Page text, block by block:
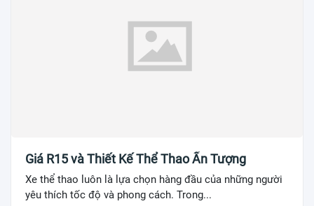
Giá R15 và Thiết Kế Thể Thao Ấn Tượng
Xe thể thao luôn là lựa chọn hàng đầu của những người
yêu thích tốc độ và phong cách. Trong...